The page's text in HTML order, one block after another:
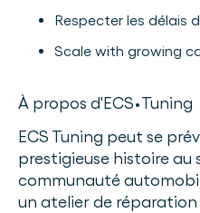
Respecter les délais
Scale with growing
À propos d'ECS•Tuning
ECS Tuning peut se
prestigieuse histoire au
communauté
un atelier de réparation